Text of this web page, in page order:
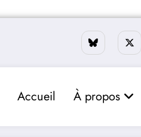
Accueil À propos